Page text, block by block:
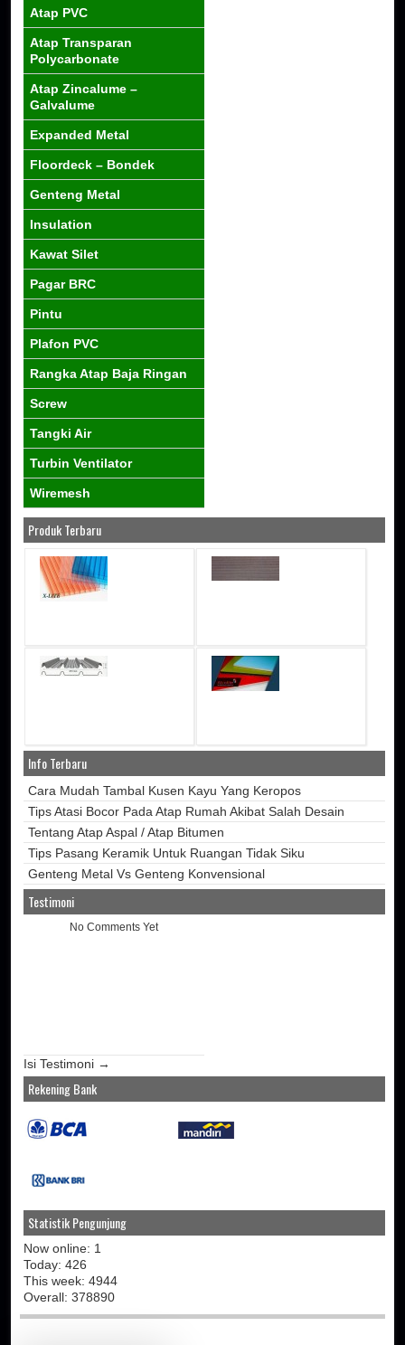
Atap PVC
Atap Transparan
Polycarbonate
Atap Zincalume –
Galvalume
Expanded Metal
Floordeck – Bondek
Genteng Metal
Insulation
Kawat Silet
Pagar BRC
Pintu
Plafon PVC
Rangka Atap Baja Ringan
Screw
Tangki Air
Turbin Ventilator
Wiremesh
Produk Terbaru
Info Terbaru
Cara Mudah Tambal Kusen Kayu Yang Keropos
Tips Atasi Bocor Pada Atap Rumah Akibat Salah Desain
Tentang Atap Aspal / Atap Bitumen
Tips Pasang Keramik Untuk Ruangan Tidak Siku
Genteng Metal Vs Genteng Konvensional
Testimoni
No Comments Yet
Isi Testimoni →
Rekening Bank
Statistik Pengunjung
Now online: 1
Today: 426
This week: 4944
Overall: 378890